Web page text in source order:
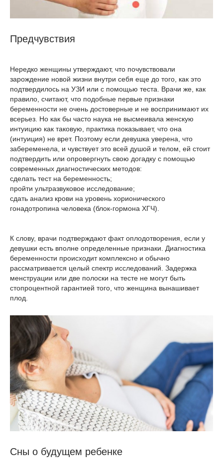
Предчувствия
Нередко женщины утверждают, что почувствовали
зарождение новой жизни внутри себя еще до того, как это
подтвердилось на УЗИ или с помощью теста. Врачи же, как
правило, считают, что подобные первые признаки
беременности не очень достоверные и не воспринимают их
всерьез. Но как бы часто наука не высмеивала женскую
интуицию как таковую, практика показывает, что она
(интуиция) не врет. Поэтому если девушка уверена, что
забеременела, и чувствует это всей душой и телом, ей стоит
подтвердить или опровергнуть свою догадку с помощью
современных диагностических методов:
сделать тест на беременность;
пройти ультразвуковое исследование;
сдать анализ крови на уровень хорионического
гонадотропина человека (блок-гормона ХГЧ).
К слову, врачи подтверждают факт оплодотворения, если у
девушки есть вполне определенные признаки. Диагностика
беременности происходит комплексно и обычно
рассматривается целый спектр исследований. Задержка
менструации или две полоски на тесте не могут быть
стопроцентной гарантией того, что женщина вынашивает
плод.
Сны о будущем ребенке